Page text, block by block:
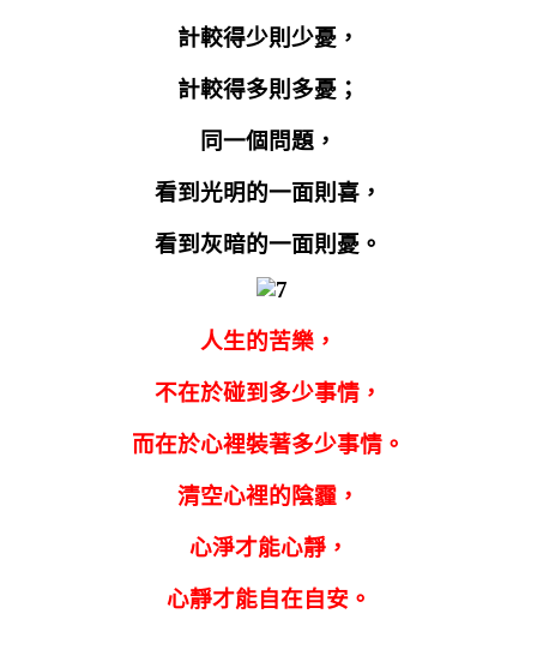
計較得少則少憂，
計較得多則多憂；
同一個問題，
看到光明的一面則喜，
看到灰暗的一面則憂。
人生的苦樂，
不在於碰到多少事情，
而在於心裡裝著多少事情。
清空心裡的陰霾，
心淨才能心靜，
心靜才能自在自安。